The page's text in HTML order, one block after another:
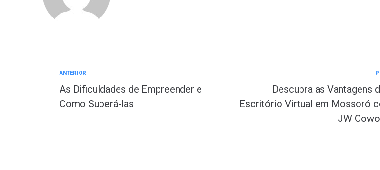
ANTERIOR
As Dificuldades de Empreender e
Como Superá-las
Descubra as Vantagens
Escritório Virtual em Mossoró
JW